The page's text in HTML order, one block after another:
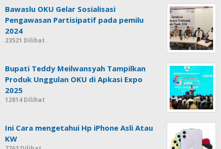
Bawaslu OKU Gelar Sosialisasi
Pengawasan Partisipatif pada pemilu
2024
23521 Dilihat
Bupati Teddy Meilwansyah Tampilkan
Produk Unggulan OKU di Apkasi Expo
2025
12814 Dilihat
Ini Cara mengetahui Hp iPhone Asli Atau
KW